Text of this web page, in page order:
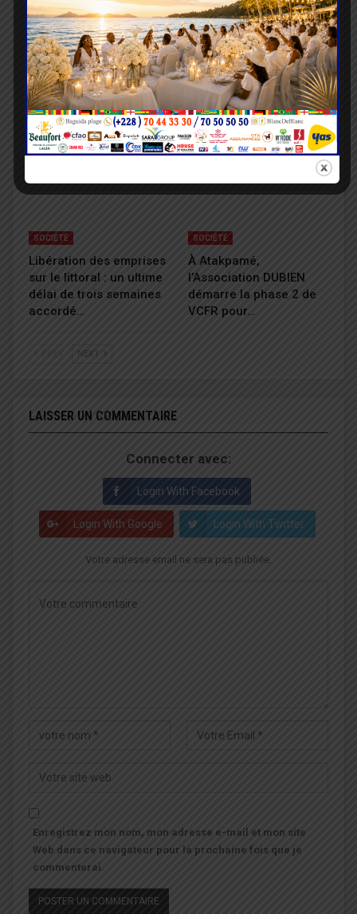
SOCIÉTÉ
Inondations : le
gouvernement débloque
1,14 milliard FCFA pour
assister les sinistrés
SOCIÉTÉ
Amour en Action 2026 :
Dernière ligne droite,
HFA toujours ouverte
aux dons
SOCIÉTÉ
Libération des emprises
sur le littoral : un ultime
délai de trois semaines
accordé…
SOCIÉTÉ
À Atakpamé,
l’Association DUBIEN
démarre la phase 2 de
VCFR pour…
NEXT
LAISSER UN COMMENTAIRE
Connecter avec:
Login With Facebook
Login With Google Login With Twitter
Votre adresse email ne sera pas publiée.
Enregistrez mon nom, mon adresse e-mail et mon site
Web dans ce navigateur pour la prochaine fois que je
commenterai.